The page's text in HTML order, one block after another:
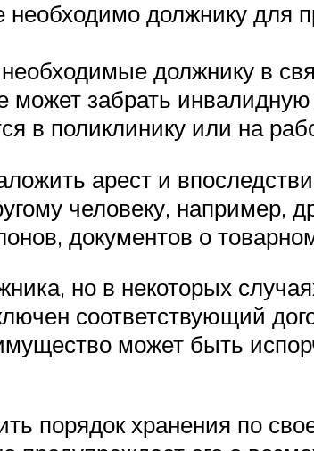
необходимо должнику для
должнику в
забрать
в поликлинику или на
арест и
человеку, например,
документов о
но в некоторых
соответствующий
может быть
порядок хранения по